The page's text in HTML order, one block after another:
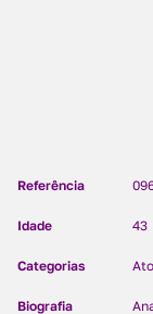
Referência
Idade 43
Categorias
Biografia